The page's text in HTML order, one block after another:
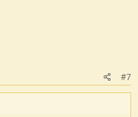
#7